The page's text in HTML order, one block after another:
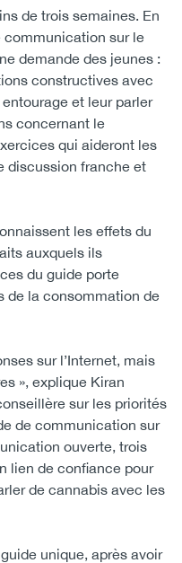
de trois semaines. En
communication sur le
demande des jeunes :
constructives avec
et leur parler
concernant le
qui aideront les
discussion franche et
les effets du
auxquels ils
du guide porte
de la consommation de
sur l’Internet, mais
», explique Kiran
sur les priorités
de communication sur
ouverte, trois
lien de confiance pour
de cannabis avec les
unique, après avoir